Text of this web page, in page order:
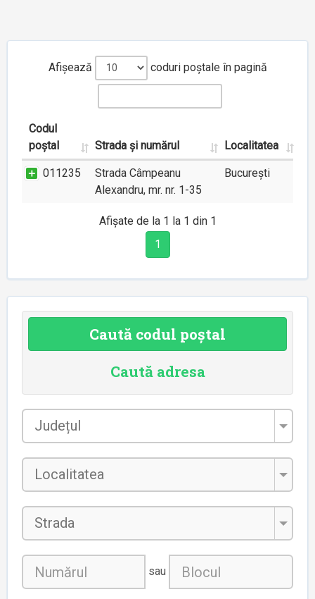
Afișează coduri poștale în pagină
Codul
poștal
Strada și numărul Localitatea
011235
Strada Câmpeanu
Alexandru, mr. nr. 1-35
București
Afișate de la 1 la 1 din 1
1
Caută codul poștal
Caută adresa
Județul
Localitatea
Strada
sau